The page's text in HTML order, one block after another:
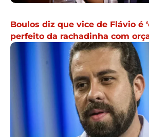
Boulos diz que vice de Flávio é
perfeito da rachadinha com